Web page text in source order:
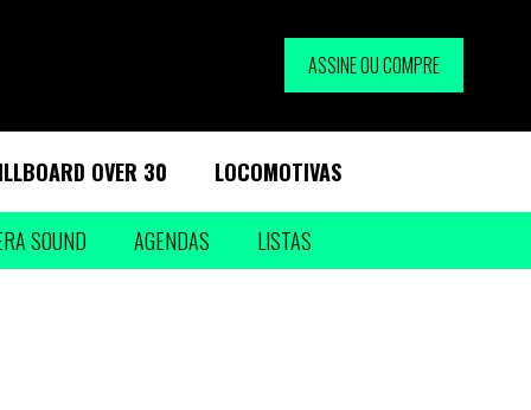
ASSINE OU COMPRE
OVER 30 LOCOMOTIVAS
SOUND AGENDAS LISTAS